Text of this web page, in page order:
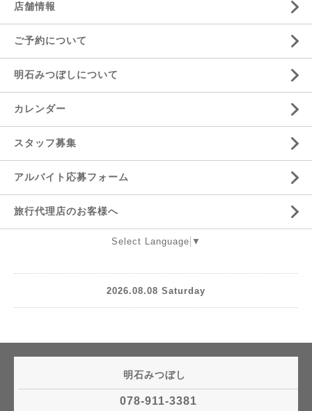
店舗情報
ご予約について
明石みつぼしについて
カレンダー
スタッフ募集
アルバイト応募フォーム
旅行代理店のお客様へ
Select Language ▼
2026.08.08 Saturday
明石みつぼし
078-911-3381